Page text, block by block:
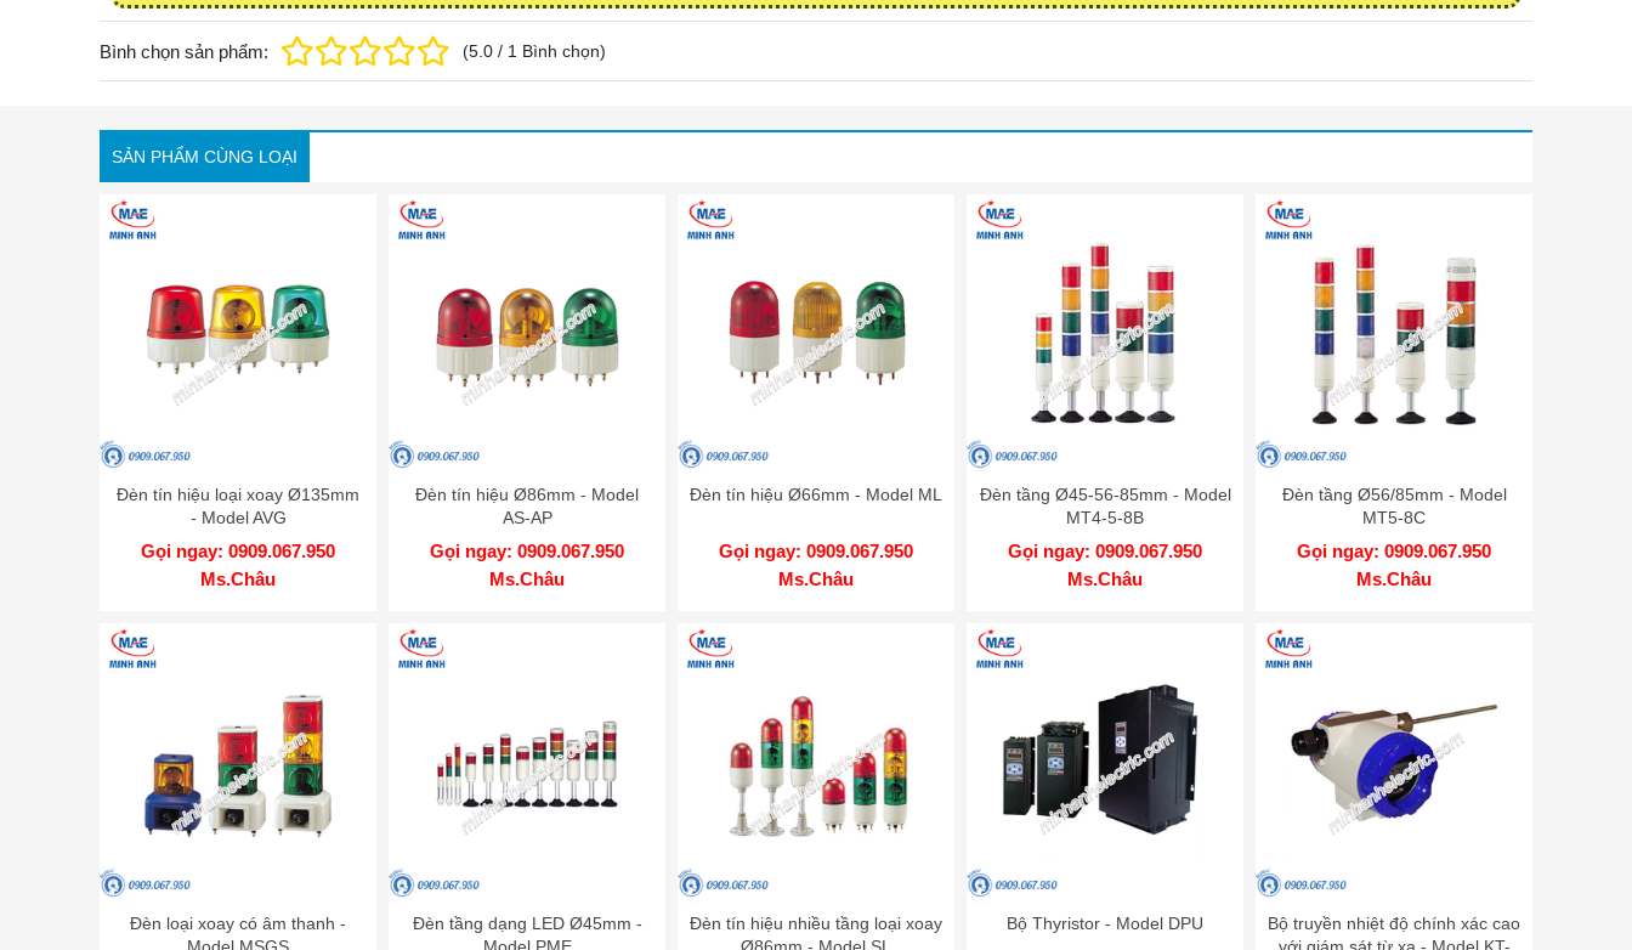
Bình chọn sản phẩm: (5.0 / 1 Bình chọn)
SẢN PHẨM CÙNG LOẠI
Đèn tín hiệu loại xoay Ø135mm
- Model AVG
Gọi ngay: 0909.067.950
Ms.Châu
Đèn tín hiệu Ø86mm - Model
AS-AP
Gọi ngay: 0909.067.950
Ms.Châu
Đèn tín hiệu Ø66mm - Model ML
Gọi ngay: 0909.067.950
Ms.Châu
Đèn tầng Ø45-56-85mm - Model
MT4-5-8B
Gọi ngay: 0909.067.950
Ms.Châu
Đèn tầng Ø56/85mm - Model
MT5-8C
Gọi ngay: 0909.067.950
Ms.Châu
Đèn loại xoay có âm thanh -
Đèn tầng dạng LED Ø45mm -
Đèn tín hiệu nhiều tầng loại xoay
Bộ Thyristor - Model DPU
Bộ truyền nhiệt độ chính xác cao